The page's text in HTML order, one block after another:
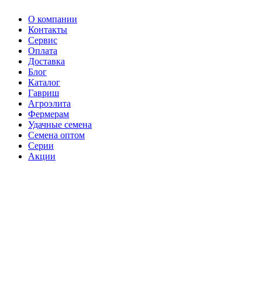
О компании
Контакты
Сервис
Оплата
Доставка
Блог
Каталог
Гавриш
Агроэлита
Фермерам
Удачные семена
Семена оптом
Серии
Акции